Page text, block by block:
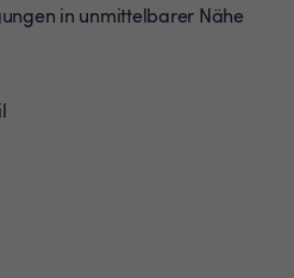
in unmittelbarer Nähe